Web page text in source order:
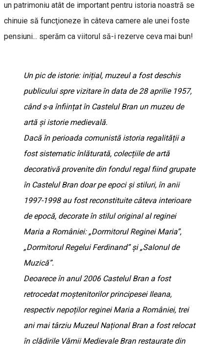
un patrimoniu atât de important pentru istoria noastră se
chinuie să funcţioneze în câteva camere ale unei foste
pensiuni... sperăm ca viitorul să-i rezerve ceva mai bun!
Un pic de istorie: inițial, muzeul a fost deschis
publicului spre vizitare în data de 28 aprilie 1957,
când s-a înființat în Castelul Bran un muzeu de
artă și istorie medievală.
Dacă în perioada comunistă istoria regalității a
fost sistematic înlăturată, colecțiile de artă
decorativă provenite din fondul regal fiind grupate
în Castelul Bran doar pe epoci și stiluri, în anii
1997-1998 au fost reconstituite câteva interioare
de epocă, decorate în stilul original al reginei
Maria a României: „Dormitorul Reginei Maria”,
„Dormitorul Regelui Ferdinand” și „Salonul de
Muzică”.
Deoarece în anul 2006 Castelul Bran a fost
retrocedat moștenitorilor principesei Ileana,
respectiv nepoților reginei Maria a României, trei
ani mai târziu Muzeul Național Bran a fost relocat
în clădirile Vămii Medievale Bran restaurate din